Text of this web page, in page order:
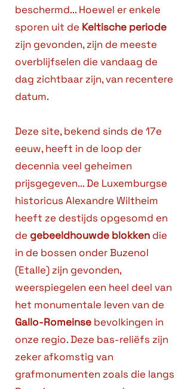
beschermd... Hoewel er enkele
sporen uit de Keltische periode
zijn gevonden, zijn de meeste
overblijfselen die vandaag de
dag zichtbaar zijn, van recentere
datum.
Deze site, bekend sinds de 17e
eeuw, heeft in de loop der
decennia veel geheimen
prijsgegeven... De Luxemburgse
historicus Alexandre Wiltheim
heeft ze destijds opgesomd en
de gebeeldhouwde blokken die
in de bossen onder Buzenol
(Etalle) zijn gevonden,
weerspiegelen een heel deel van
het monumentale leven van de
Gallo-Romeinse bevolkingen in
onze regio. Deze bas-reliëfs zijn
zeker afkomstig van
grafmonumenten zoals die langs